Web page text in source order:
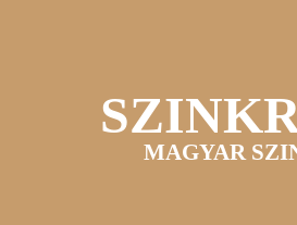
MAGYAR